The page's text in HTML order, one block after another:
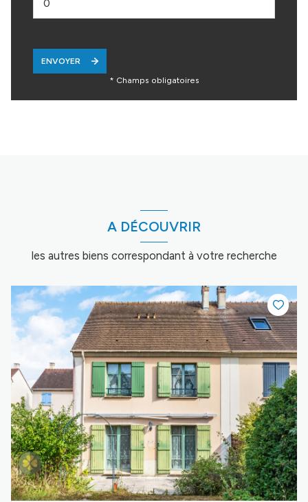
ENVOYER
* Champs obligatoires
A DÉCOUVRIR
les autres biens correspondant à votre recherche